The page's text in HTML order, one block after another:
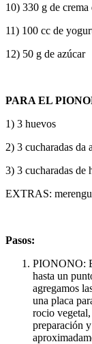
10) 330 g de crema
11) 100 cc de
12) 50 g de azúcar
PARA EL
1) 3 huevos
2) 3 cucharadas da
3) 3 cucharadas de
EXTRAS:
Pasos:
PIONONO:
hasta un
agregamos
una placa
rocio
preparación